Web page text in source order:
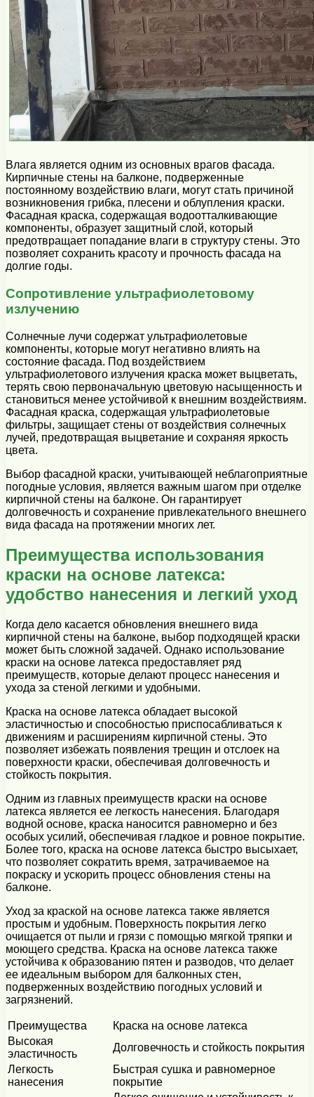
Влага является одним из основных врагов фасада.
Кирпичные стены на балконе, подверженные
постоянному воздействию влаги, могут стать причиной
возникновения грибка, плесени и облупления краски.
Фасадная краска, содержащая водоотталкивающие
компоненты, образует защитный слой, который
предотвращает попадание влаги в структуру стены. Это
позволяет сохранить красоту и прочность фасада на
долгие годы.
Сопротивление ультрафиолетовому
излучению
Солнечные лучи содержат ультрафиолетовые
компоненты, которые могут негативно влиять на
состояние фасада. Под воздействием
ультрафиолетового излучения краска может выцветать,
терять свою первоначальную цветовую насыщенность и
становиться менее устойчивой к внешним воздействиям.
Фасадная краска, содержащая ультрафиолетовые
фильтры, защищает стены от воздействия солнечных
лучей, предотвращая выцветание и сохраняя яркость
цвета.
Выбор фасадной краски, учитывающей неблагоприятные
погодные условия, является важным шагом при отделке
кирпичной стены на балконе. Он гарантирует
долговечность и сохранение привлекательного внешнего
вида фасада на протяжении многих лет.
Преимущества использования
краски на основе латекса:
удобство нанесения и легкий уход
Когда дело касается обновления внешнего вида
кирпичной стены на балконе, выбор подходящей краски
может быть сложной задачей. Однако использование
краски на основе латекса предоставляет ряд
преимуществ, которые делают процесс нанесения и
ухода за стеной легкими и удобными.
Краска на основе латекса обладает высокой
эластичностью и способностью приспосабливаться к
движениям и расширениям кирпичной стены. Это
позволяет избежать появления трещин и отслоек на
поверхности краски, обеспечивая долговечность и
стойкость покрытия.
Одним из главных преимуществ краски на основе
латекса является ее легкость нанесения. Благодаря
водной основе, краска наносится равномерно и без
особых усилий, обеспечивая гладкое и ровное покрытие.
Более того, краска на основе латекса быстро высыхает,
что позволяет сократить время, затрачиваемое на
покраску и ускорить процесс обновления стены на
балконе.
Уход за краской на основе латекса также является
простым и удобным. Поверхность покрытия легко
очищается от пыли и грязи с помощью мягкой тряпки и
моющего средства. Краска на основе латекса также
устойчива к образованию пятен и разводов, что делает
ее идеальным выбором для балконных стен,
подверженных воздействию погодных условий и
загрязнений.
Преимущества
Краска на основе латекса
Высокая
эластичность
Долговечность и стойкость покрытия
Легкость
нанесения
Быстрая сушка и равномерное
покрытие